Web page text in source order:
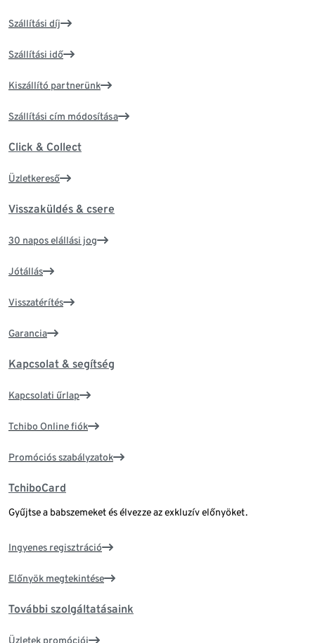
Szállítási díj
Szállítási idő
Kiszállító partnerünk
Szállítási cím módosítása
Click & Collect
Üzletkereső
Visszaküldés & csere
30 napos elállási jog
Jótállás
Visszatérítés
Garancia
Kapcsolat & segítség
Kapcsolati űrlap
Tchibo Online fiók
Promóciós szabályzatok
TchiboCard
Gyűjtse a babszemeket és élvezze az exkluzív előnyöket.
Ingyenes regisztráció
Előnyök megtekintése
További szolgáltatásaink
Üzletek promóciói